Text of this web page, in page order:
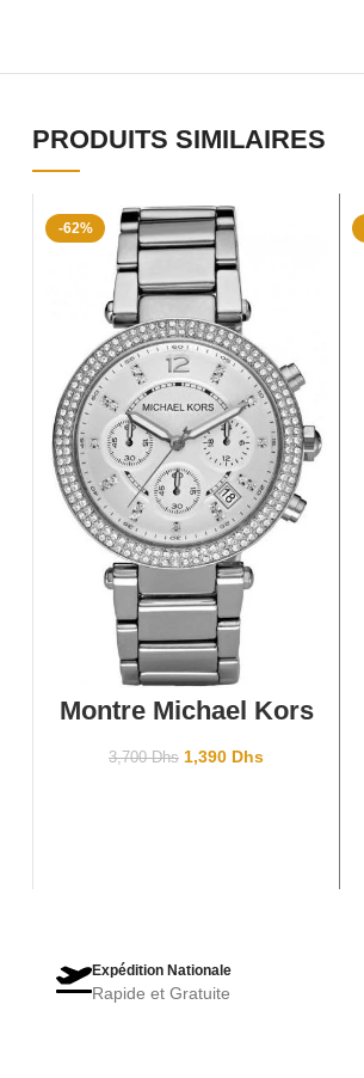
PRODUITS SIMILAIRES
-62%
AJOUTER AU PANIER
Montre Michael Kors
3,700Dhs 1,390 Dhs
Expédition Nationale
Rapide et Gratuite